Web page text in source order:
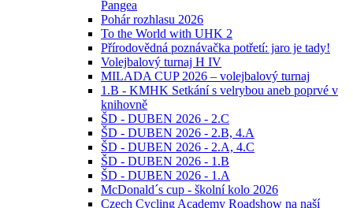
Pangea
Pohár rozhlasu 2026
To the World with UHK 2
Přírodovědná poznávačka potřetí: jaro je tady!
Volejbalový turnaj H IV
MILADA CUP 2026 – volejbalový turnaj
1.B - KMHK Setkání s velrybou aneb poprvé v
knihovně
ŠD - DUBEN 2026 - 2.C
ŠD - DUBEN 2026 - 2.B, 4.A
ŠD - DUBEN 2026 - 2.A, 4.C
ŠD - DUBEN 2026 - 1.B
ŠD - DUBEN 2026 - 1.A
McDonald´s cup - školní kolo 2026
Czech Cycling Academy Roadshow na naší